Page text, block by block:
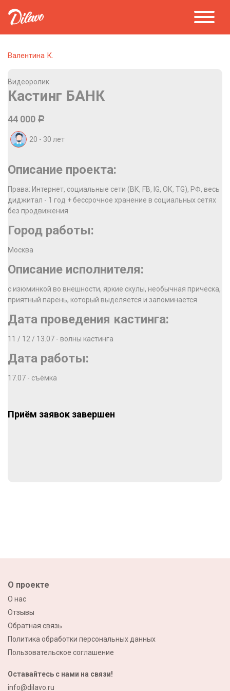
Валентина К.
Видеоролик
Кастинг БАНК
44 000 Р
20 - 30 лет
Описание проекта:
Права: Интернет, социальные сети (ВК, FB, IG, ОК, TG), РФ, весь
диджитал - 1 год + бессрочное хранение в социальных сетях
без продвижения
Город работы:
Москва
Описание исполнителя:
с изюминкой во внешности, яркие скулы, необычная прическа,
приятный парень, который выделяется и запоминается
Дата проведения кастинга:
11 / 12 / 13.07 - волны кастинга
Дата работы:
17.07 - съёмка
Приём заявок завершен
О проекте
О нас
Отзывы
Обратная связь
Политика обработки персональных данных
Пользовательское соглашение
Оставайтесь с нами на связи!
info@dilavo.ru